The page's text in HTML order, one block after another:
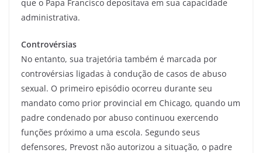
que o Papa Francisco depositava em sua capacidade
administrativa.
Controvérsias
No entanto, sua trajetória também é marcada por
controvérsias ligadas à condução de casos de abuso
sexual. O primeiro episódio ocorreu durante seu
mandato como prior provincial em Chicago, quando um
padre condenado por abuso continuou exercendo
funções próximo a uma escola. Segundo seus
defensores, Prevost não autorizou a situação, o padre